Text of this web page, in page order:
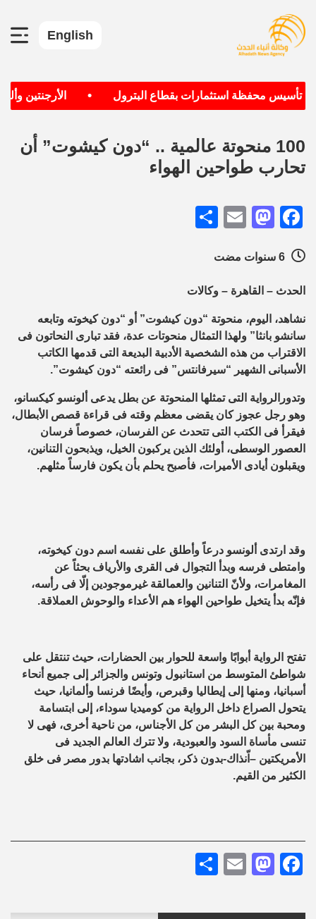
English
تأسيس محفظة استثمارات بقطاع البترول الأرجنتين
100 منحوتة عالمية .. “دون كيشوت” أن
تحارب طواحين الهواء
Facebook
Mastodon
Email
الحدث – القاهرة – وكالات
نشاهد، اليوم، منحوتة “دون كيشوت” أو “دون كيخوته وتابعه
سانشو بانثا” ولهذا التمثال منحوتات عدة، فقد تبارى النحاتون فى
الاقتراب من هذه الشخصية الأدبية البديعة التى قدمها الكاتب
الأسبانى الشهير “سيرفانتس” فى رائعته “دون كيشوت”.
وتدورالرواية التى تمثلها المنحوتة عن بطل يدعى ألونسو كيكسانو،
وهو رجل عجوز كان يقضى معظم وقته فى قراءة قصص الأبطال،
فيقرأ فى الكتب التى تتحدث عن الفرسان، خصوصاً فرسان
العصور الوسطى، أولئك الذين يركبون الخيل، ويذبحون التنانين،
ويقبلون أيادى الأميرات، فأصبح يحلم بأن يكون فارساً مثلهم.
وقد ارتدى ألونسو درعاً وأطلق على نفسه اسم دون كيخوته،
وامتطى فرسه وبدأ التجوال فى القرى والأرياف بحثاً عن
المغامرات، ولأنّ التنانين والعمالقة غيرموجودين إلّا فى رأسه،
فإنّه بدأ يتخيل طواحين الهواء هم الأعداء والوحوش العملاقة.
تفتح الرواية أبوابًا واسعة للحوار بين الحضارات، حيث تنتقل على
شواطئ المتوسط من استانبول وتونس والجزائر إلى جميع أنحاء
أسبانيا، ومنها إلى إيطاليا وقبرص، وأيضًا فرنسا وألمانيا، حيث
يتحول الصراع داخل الرواية من كوميديا سوداء، إلى ابتسامة
ومحبة بين كل البشر من كل الأجناس، من ناحية أخرى، فهى لا
تنسى مأساة السود والعبودية، ولا تترك العالم الجديد فى
الأمريكتين –اّنذاك-بدون ذكر، بجانب اشادتها بدور مصر فى خلق
الكثير من القيم.
Facebook
Mastodon
Email